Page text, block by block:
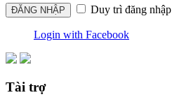
Duy trì đăng nhập
Login with Facebook
Tài trợ